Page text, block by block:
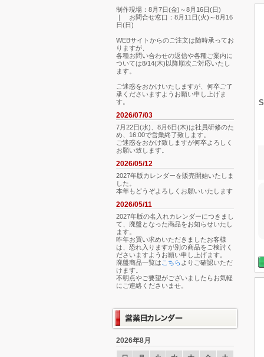
制作現場：8月7日(金)～8月16日(日)
｜ お問合せ窓口：8月11日(火)～8月16
日(日)
WEBサイトからのご注文は随時承ってお
りますが、
各種お問い合わせの返信や各種ご案内に
ついては8/14(木)以降順次ご対応いたし
ます。
ご迷惑をおかけいたしますが、何卒ご了
承くださいますようお願い申し上げま
す。
2026/07/03
7月22日(水)、8月6日(木)は社員研修のた
め、16:00で営業終了致します。
ご迷惑をおかけ致しますが何卒よろしく
お願い致します。
2026/05/12
2027年版カレンダーを販売開始いたしま
した。
本年もどうぞよろしくお願いいたします
2026/05/11
2027年版の名入れカレンダーにつきまし
て、廃盤となった商品をお知らせいたし
ます。
昨年お買い求めいただきましたお客様
は、恐れ入りますが別の商品をご検討く
ださいますようお願い申し上げます。
廃盤商品一覧は こちら よりご確認いただ
けます。
不明点やご要望がございましたらお気軽
にご連絡くださいませ。
2026年8月